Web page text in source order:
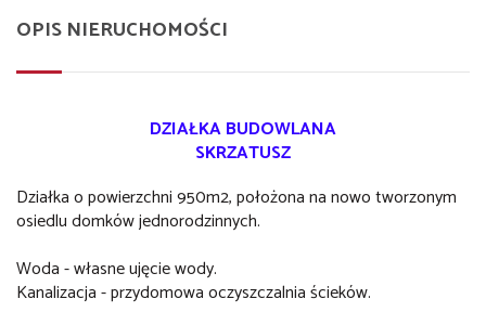
OPIS NIERUCHOMOŚCI
DZIAŁKA BUDOWLANA
SKRZATUSZ
Działka o powierzchni 950m2, położona na nowo tworzonym
osiedlu domków jednorodzinnych.
Woda - własne ujęcie wody.
Kanalizacja - przydomowa oczyszczalnia ścieków.